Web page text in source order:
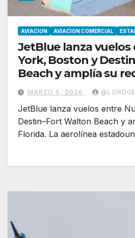
AVIACION AVIACION COMERCIAL
JetBlue lanza vuelos
York, Boston y
Beach y amplía su
MARZO 5, 2026
JetBlue lanza vuelos entre
Destin–Fort Walton Beach y
Florida. La aerolínea